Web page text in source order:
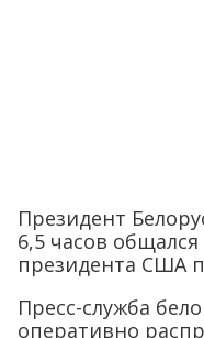
Президент
6,5 часов
президента США
Пресс-служба
оперативно